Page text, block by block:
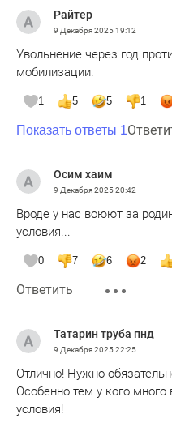
Райтер
9 Декабря 202519:12
Увольнение через год
мобилизации.
1 5 5 1
Показать ответы 1
Осим хаим
9 Декабря 202520:42
Вроде у нас воюют за
условия...
0 7 6 2
Ответить
Татарин труба пнд
9 Декабря 202522:25
Отлично! Нужно
Особенно тем у кого
условия!